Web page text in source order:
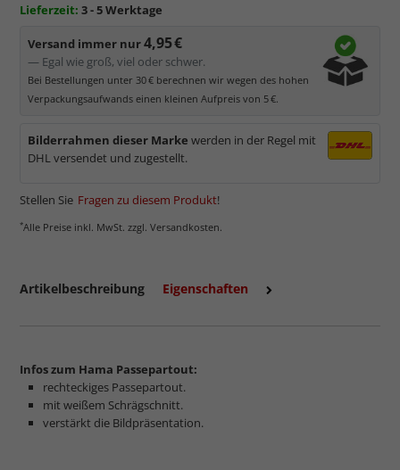
Lieferzeit: 3 - 5 Werktage
Versand immer nur4,95 €
— Egal wie groß, viel oder schwer.
Bei Bestellungen unter 30 € berechnen wir wegen des hohen
Verpackungsaufwands einen kleinen Aufpreis von 5 €.
Bilderrahmen dieser Marke werden in der Regel mit
DHL versendet und zugestellt.
Stellen Sie Fragen zu diesem Produkt!
*Alle Preise inkl. MwSt. zzgl. Versandkosten.
Artikelbeschreibung Eigenschaften
Infos zum Hama Passepartout:
rechteckiges Passepartout.
mit weißem Schrägschnitt.
verstärkt die Bildpräsentation.